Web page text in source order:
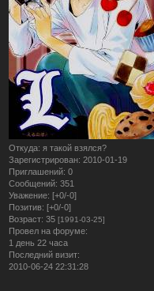
Откуда: я такой взялся?
Зарегистрирован: 2010-01-19
Приглашений: 0
Сообщений: 351
Уважение: [+0/-0]
Позитив: [+0/-0]
Возраст: 35 [1991-03-25]
Провел на форуме:
1 день 22 часа
Последний визит:
2010-06-24 22:31:28